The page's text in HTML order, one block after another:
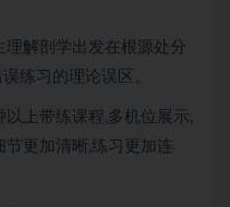
理解剖学出发在根源处分
练习的理论误区。
上带练课程,多机位展示,
更加清晰,练习更加连